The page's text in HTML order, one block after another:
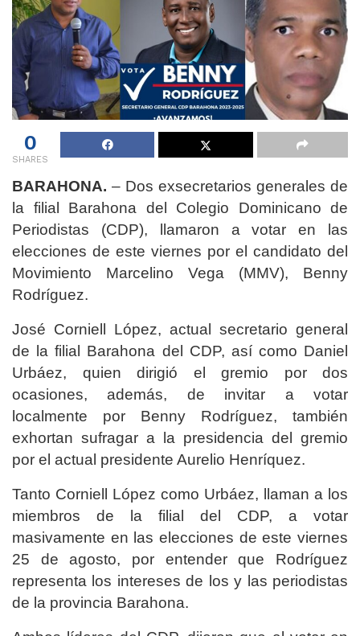
0
SHARES
BARAHONA. – Dos exsecretarios generales de
la filial Barahona del Colegio Dominicano de
Periodistas (CDP), llamaron a votar en las
elecciones de este viernes por el candidato del
Movimiento Marcelino Vega (MMV), Benny
Rodríguez.
José Corniell López, actual secretario general
de la filial Barahona del CDP, así como Daniel
Urbáez, quien dirigió el gremio por dos
ocasiones, además, de invitar a votar
localmente por Benny Rodríguez, también
exhortan sufragar a la presidencia del gremio
por el actual presidente Aurelio Henríquez.
Tanto Corniell López como Urbáez, llaman a los
miembros de la filial del CDP, a votar
masivamente en las elecciones de este viernes
25 de agosto, por entender que Rodríguez
representa los intereses de los y las periodistas
de la provincia Barahona.